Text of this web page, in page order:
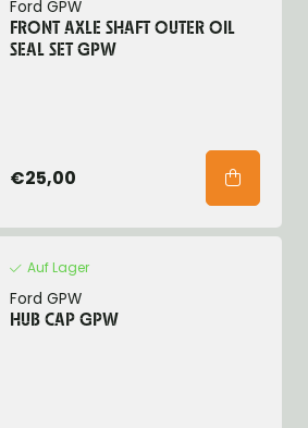
Ford GPW
FRONT AXLE SHAFT OUTER OIL
SEAL SET GPW
€25,00
Auf Lager
Ford GPW
HUB CAP GPW